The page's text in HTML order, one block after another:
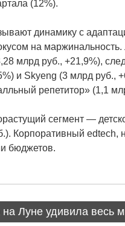
(12%).
динамику с
на маржинальность.
млрд руб., +21,9%),
и Skyeng (3 млрд руб.,
репетитор» (1,1
сегмент —
Корпоративный edtech,
бюджетов.